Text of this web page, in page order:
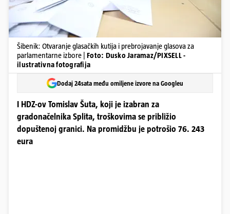
Šibenik: Otvaranje glasačkih kutija i prebrojavanje glasova za
parlamentarne izbore | Foto: Dusko Jaramaz/PIXSELL -
ilustrativna fotografija
Dodaj 24sata među omiljene izvore na Googleu
I HDZ-ov Tomislav Šuta, koji je izabran za
gradonačelnika Splita, troškovima se približio
dopuštenoj granici. Na promidžbu je potrošio 76. 243
eura